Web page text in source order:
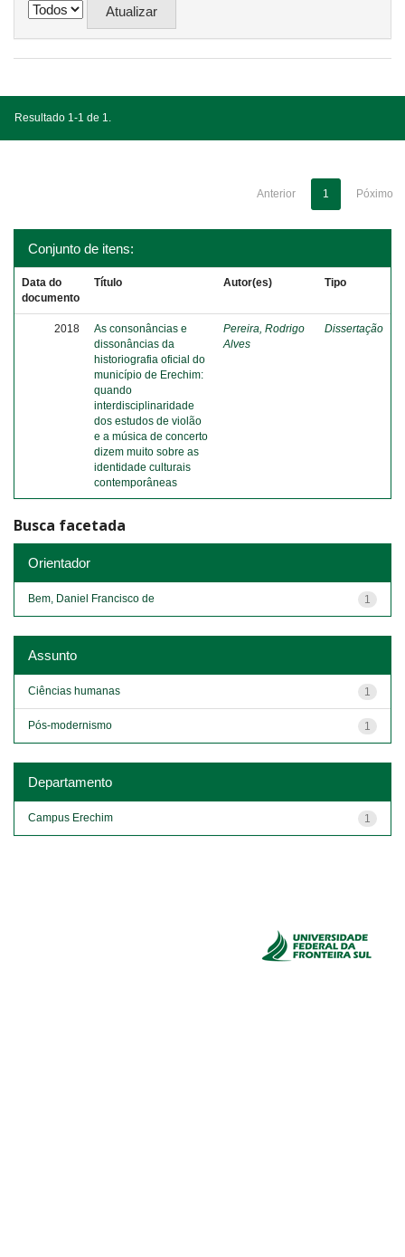
Resultado 1-1 de 1.
Anterior 1 Póximo
Conjunto de itens:
Data do
documento
Título Autor(es) Tipo
2018
As consonâncias e
dissonâncias da
historiografia oficial do
município de Erechim:
quando
interdisciplinaridade
dos estudos de violão
e a música de concerto
dizem muito sobre as
identidade culturais
contemporâneas
Pereira, Rodrigo
Alves
Dissertação
Busca facetada
Orientador
1
Bem, Daniel Francisco de
Assunto
1
Ciências humanas
1
Pós-modernismo
Departamento
1
Campus Erechim